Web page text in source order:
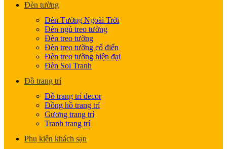
Đèn tường
Đèn Tường Ngoài Trời
Đèn ngủ treo tường
Đèn treo tường
Đèn treo tường cổ điển
Đèn treo tường hiện đại
Đèn Soi Tranh
Đồ trang trí
Đồ trang trí decor
Đồng hồ trang trí
Gương trang trí
Tranh trang trí
Phụ kiện khách sạn